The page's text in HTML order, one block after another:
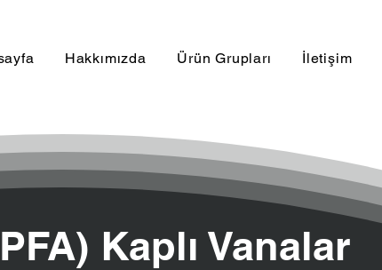
Hakkımızda Ürün Grupları İletişim
Kaplı Vanalar